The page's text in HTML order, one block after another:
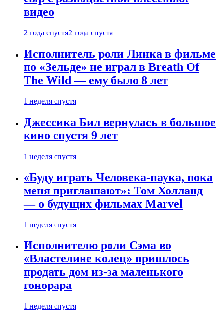
видео
2 года спустя2 года спустя
Исполнитель роли Линка в фильме
по «Зельде» не играл в Breath Of
The Wild — ему было 8 лет
1 неделя спустя
Джессика Бил вернулась в большое
кино спустя 9 лет
1 неделя спустя
«Буду играть Человека-паука, пока
меня приглашают»: Том Холланд
— о будущих фильмах Marvel
1 неделя спустя
Исполнителю роли Сэма во
«Властелине колец» пришлось
продать дом из-за маленького
гонорара
1 неделя спустя